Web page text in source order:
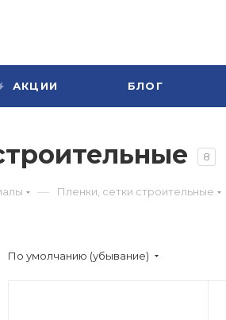
АКЦИИ БЛОГ
8
— Пленки, сетки строительные
По умолчанию (убывание)